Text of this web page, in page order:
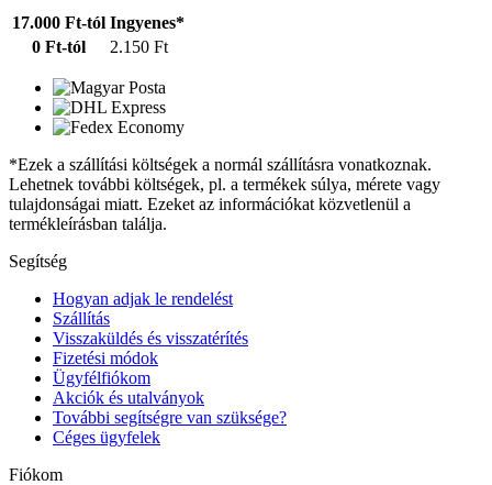
17.000 Ft-tól Ingyenes*
0 Ft-tól
2.150 Ft
*Ezek a szállítási költségek a normál szállításra vonatkoznak.
Lehetnek további költségek, pl. a termékek súlya, mérete vagy
tulajdonságai miatt. Ezeket az információkat közvetlenül a
termékleírásban találja.
Segítség
Hogyan adjak le rendelést
Szállítás
Visszaküldés és visszatérítés
Fizetési módok
Ügyfélfiókom
Akciók és utalványok
További segítségre van szüksége?
Céges ügyfelek
Fiókom